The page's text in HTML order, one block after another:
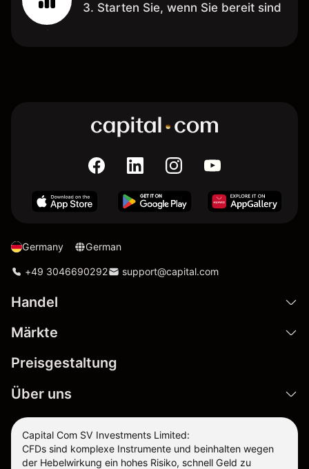
3. Starten Sie, wenn Sie bereit sind
Germany German
+49 3046690292 support@capital.com
Handel
Märkte
Preisgestaltung
Über uns
Capital Com SV Investments Limited:
CFDs sind komplexe Instrumente und beinhalten wegen
der Hebelwirkung ein hohes Risiko, schnell Geld zu